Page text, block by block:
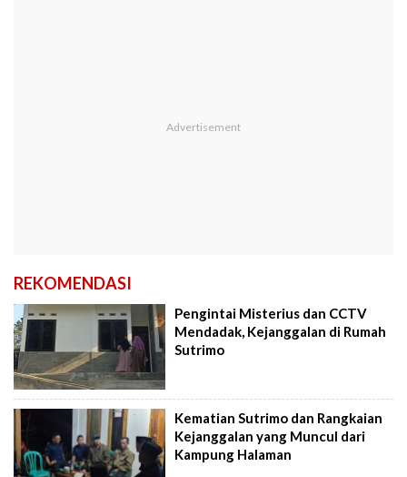
REKOMENDASI
Pengintai Misterius dan CCTV
Mendadak, Kejanggalan di Rumah
Sutrimo
Kematian Sutrimo dan Rangkaian
Kejanggalan yang Muncul dari
Kampung Halaman